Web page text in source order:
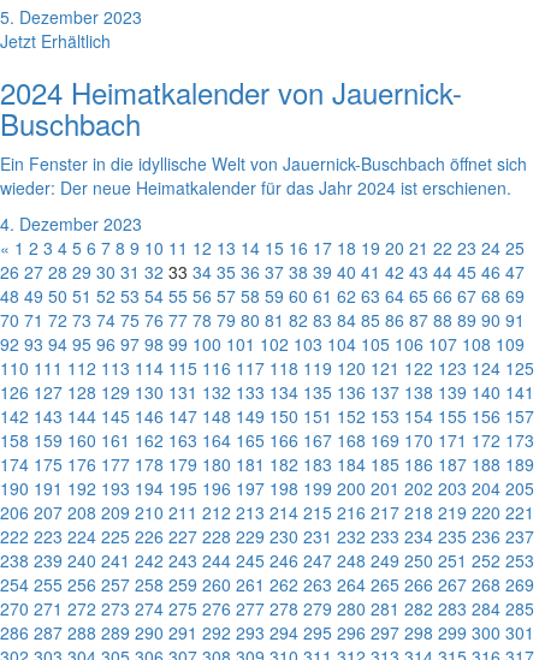
5. Dezember 2023
Jetzt Erhältlich
2024 Heimatkalender von Jauernick-
Buschbach
Ein Fenster in die idyllische Welt von Jauernick-Buschbach öffnet sich
wieder: Der neue Heimatkalender für das Jahr 2024 ist erschienen.
4. Dezember 2023
« 1 2 3 4 5 6 7 8 9 10 11 12 13 14 15 16 17 18 19 20 21 22 23 24 25
26 27 28 29 30 31 32 33 34 35 36 37 38 39 40 41 42 43 44 45 46 47
48 49 50 51 52 53 54 55 56 57 58 59 60 61 62 63 64 65 66 67 68 69
70 71 72 73 74 75 76 77 78 79 80 81 82 83 84 85 86 87 88 89 90 91
92 93 94 95 96 97 98 99 100 101 102 103 104 105 106 107 108 109
110 111 112 113 114 115 116 117 118 119 120 121 122 123 124 125
126 127 128 129 130 131 132 133 134 135 136 137 138 139 140 141
142 143 144 145 146 147 148 149 150 151 152 153 154 155 156 157
158 159 160 161 162 163 164 165 166 167 168 169 170 171 172 173
174 175 176 177 178 179 180 181 182 183 184 185 186 187 188 189
190 191 192 193 194 195 196 197 198 199 200 201 202 203 204 205
206 207 208 209 210 211 212 213 214 215 216 217 218 219 220 221
222 223 224 225 226 227 228 229 230 231 232 233 234 235 236 237
238 239 240 241 242 243 244 245 246 247 248 249 250 251 252 253
254 255 256 257 258 259 260 261 262 263 264 265 266 267 268 269
270 271 272 273 274 275 276 277 278 279 280 281 282 283 284 285
286 287 288 289 290 291 292 293 294 295 296 297 298 299 300 301